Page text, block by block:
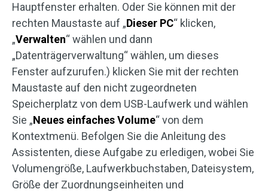
Hauptfenster erhalten. Oder Sie können mit der
rechten Maustaste auf „Dieser PC“ klicken,
„Verwalten“ wählen und dann
„Datenträgerverwaltung“ wählen, um dieses
Fenster aufzurufen.) klicken Sie mit der rechten
Maustaste auf den nicht zugeordneten
Speicherplatz von dem USB-Laufwerk und wählen
Sie „Neues einfaches Volume“ von dem
Kontextmenü. Befolgen Sie die Anleitung des
Assistenten, diese Aufgabe zu erledigen, wobei Sie
Volumengröße, Laufwerkbuchstaben, Dateisystem,
Größe der Zuordnungseinheiten und